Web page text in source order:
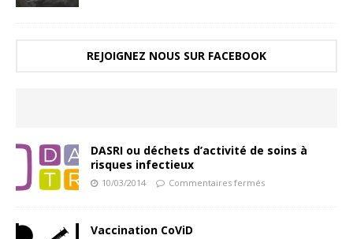
REJOIGNEZ NOUS SUR FACEBOOK
DASRI ou déchets d’activité de soins à
risques infectieux
10/03/2014 Commentaires fermés
Vaccination CoViD